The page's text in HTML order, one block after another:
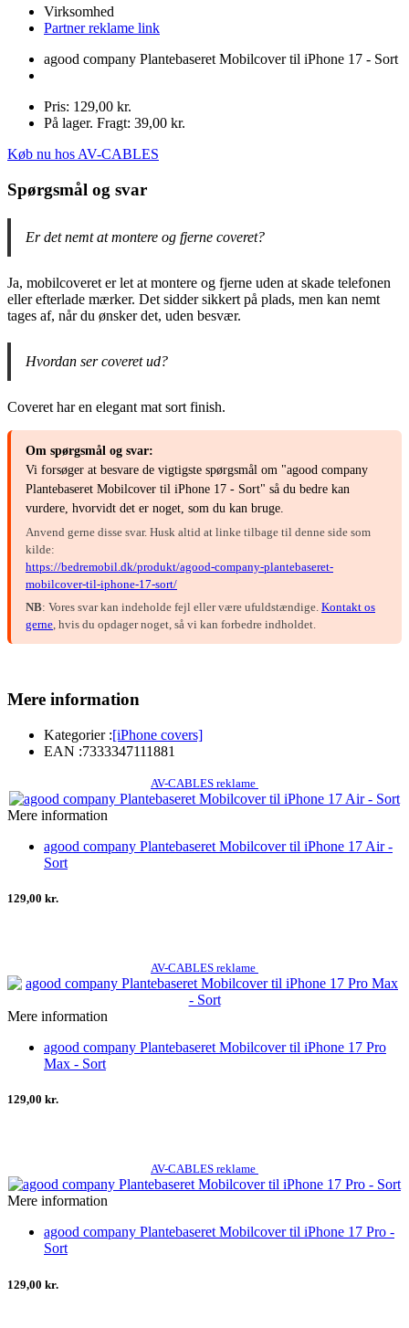
Virksomhed
Partner reklame link
agood company Plantebaseret Mobilcover til iPhone 17 - Sort
Pris: 129,00 kr.
På lager. Fragt: 39,00 kr.
Køb nu hos AV-CABLES
Spørgsmål og svar
Er det nemt at montere og fjerne coveret?
Ja, mobilcoveret er let at montere og fjerne uden at skade telefonen
eller efterlade mærker. Det sidder sikkert på plads, men kan nemt
tages af, når du ønsker det, uden besvær.
Hvordan ser coveret ud?
Coveret har en elegant mat sort finish.
Om spørgsmål og svar:
Vi forsøger at besvare de vigtigste spørgsmål om "agood company
Plantebaseret Mobilcover til iPhone 17 - Sort" så du bedre kan
vurdere, hvorvidt det er noget, som du kan bruge.
Anvend gerne disse svar. Husk altid at linke tilbage til denne side som
kilde:
https://bedremobil.dk/produkt/agood-company-plantebaseret-
mobilcover-til-iphone-17-sort/
NB: Vores svar kan indeholde fejl eller være ufuldstændige. Kontakt os
gerne, hvis du opdager noget, så vi kan forbedre indholdet.
Mere information
Kategorier :[iPhone covers]
EAN :7333347111881
AV-CABLES reklame
Mere information
agood company Plantebaseret Mobilcover til iPhone 17 Air -
Sort
129,00 kr.
AV-CABLES reklame
Mere information
agood company Plantebaseret Mobilcover til iPhone 17 Pro
Max - Sort
129,00 kr.
AV-CABLES reklame
Mere information
agood company Plantebaseret Mobilcover til iPhone 17 Pro -
Sort
129,00 kr.